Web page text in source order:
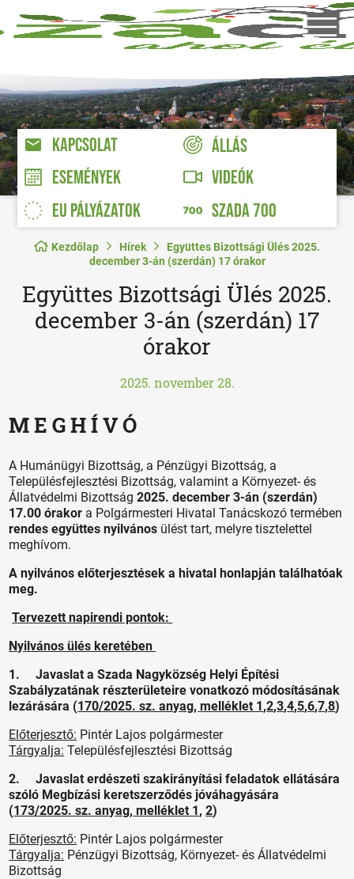
KAPCSOLAT
ÁLLÁS
ESEMÉNYEK
VIDEÓK
EU PÁLYÁZATOK
SZADA 700
Kezdőlap Hírek
Együttes Bizottsági Ülés 2025.
december 3-án (szerdán) 17 órakor
Együttes Bizottsági Ülés 2025.
december 3-án (szerdán) 17
órakor
2025. november 28.
M E G H Í V Ó
A Humánügyi Bizottság, a Pénzügyi Bizottság, a
Településfejlesztési Bizottság, valamint a Környezet- és
Állatvédelmi Bizottság2025. december 3-án (szerdán)
17.00 órakor a Polgármesteri Hivatal Tanácskozó termében
rendes együttes nyilvános ülést tart, melyre tisztelettel
meghívom.
A nyilvános előterjesztések a hivatal honlapján találhatóak
meg.
Tervezett napirendi pontok:
Nyilvános ülés keretében
1. Javaslat a Szada Nagyközség Helyi Építési
Szabályzatának részterületeire vonatkozó módosításának
lezárására (170/2025. sz. anyag,melléklet 1,2,3,4,5,6,7,8)
Előterjesztő: Pintér Lajos polgármester
Tárgyalja: Településfejlesztési Bizottság
2. Javaslat erdészeti szakirányítási feladatok ellátására
szóló Megbízási keretszerződés jóváhagyására
(173/2025. sz. anyag, melléklet 1,2)
Előterjesztő: Pintér Lajos polgármester
Tárgyalja: Pénzügyi Bizottság, Környezet- és Állatvédelmi
Bizottság